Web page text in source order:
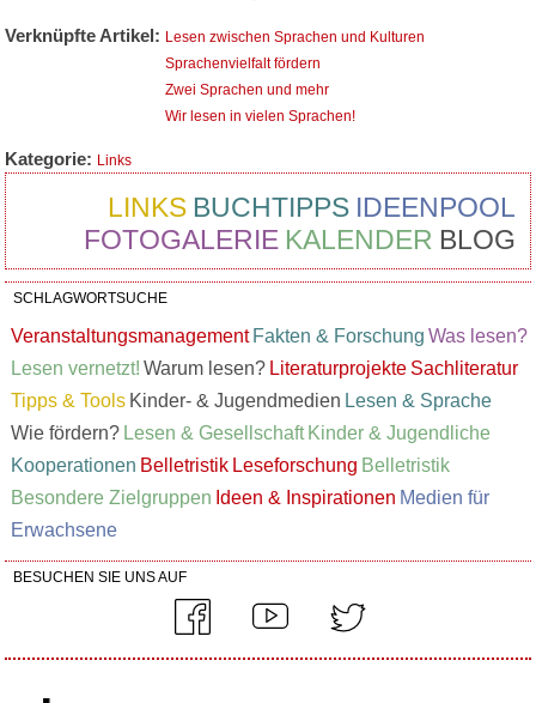
Verknüpfte Artikel: Lesen zwischen Sprachen und Kulturen
Sprachenvielfalt fördern
Zwei Sprachen und mehr
Wir lesen in vielen Sprachen!
Kategorie: Links
IDEENPOOL
BUCHTIPPS
LINKS
BLOG
KALENDER
FOTOGALERIE
SCHLAGWORTSUCHE
Veranstaltungsmanagement Fakten & Forschung Was lesen?
Lesen vernetzt! Warum lesen? Literaturprojekte Sachliteratur
Tipps & Tools Kinder- & Jugendmedien Lesen & Sprache
Wie fördern? Lesen & Gesellschaft Kinder & Jugendliche
Kooperationen Belletristik Leseforschung Belletristik
Besondere Zielgruppen Ideen & Inspirationen Medien für
Erwachsene
BESUCHEN SIE UNS AUF